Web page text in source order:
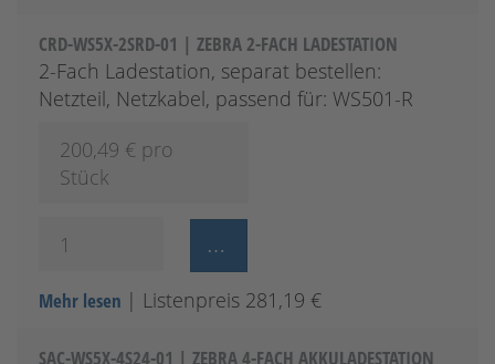
CRD-WS5X-2SRD-01 | ZEBRA 2-FACH LADESTATION
2-Fach Ladestation, separat bestellen:
Netzteil, Netzkabel, passend für: WS501-R
200,49 € pro
Stück
Mehr lesen | Listenpreis 281,19 €
SAC-WS5X-4S24-01 | ZEBRA 4-FACH AKKULADESTATION